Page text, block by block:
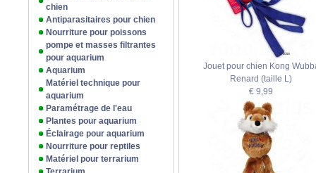
chien
Antiparasitaires pour chien
Nourriture pour poissons
pompe et masses filtrantes
pour aquarium
Aquarium
Matériel technique pour
aquarium
Paramétrage de l'eau
Plantes pour aquarium
Éclairage pour aquarium
Nourriture pour reptiles
Matériel pour terrarium
Jouet pour chien Kong
Renard (taille L)
€ 9,99